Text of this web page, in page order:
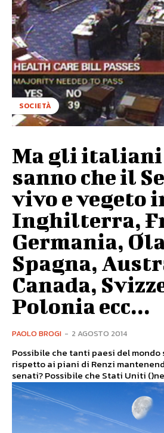
SOCIETÀ
Ma gli
sanno che il
vivo e vegeto
Inghilterra,
Germania,
Spagna,
Canada,
Polonia ecc...
PAOLO BROGI - 2 AGOSTO 2014
Possibile che tanti paesi del
rispetto ai piani di Renzi
senati? Possibile che Stati Uniti